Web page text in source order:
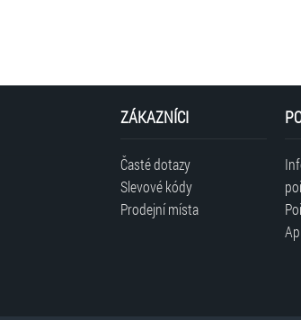
ZÁKAZNÍCI
Časté dotazy
Slevové kódy
Prodejní místa